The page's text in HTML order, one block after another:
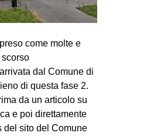
ORIENTE
EUROPA
ORIENTE
MONDO
come molte e
dal Comune di
di questa fase 2.
da un articolo su
e poi direttamente
del sito del Comune